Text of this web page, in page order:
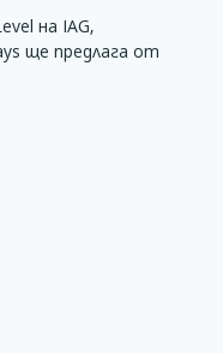
на IAG,
ще предлага от